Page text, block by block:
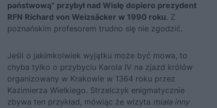
państwową” przybył nad Wisłę dopiero prezydent
RFN Richard von Weizsäcker w 1990 roku. Z
poznańskim profesorem trudno się nie zgodzić.
Jeśli o jakimkolwiek wyjątku może być mowa, to
chyba tylko o przybyciu Karola IV na zjazd królów
organizowany w Krakowie w 1364 roku przez
Kazimierza Wielkiego. Strzelczyk enigmatycznie
zbywa ten przykład, mówiąc że wizyta miała inny